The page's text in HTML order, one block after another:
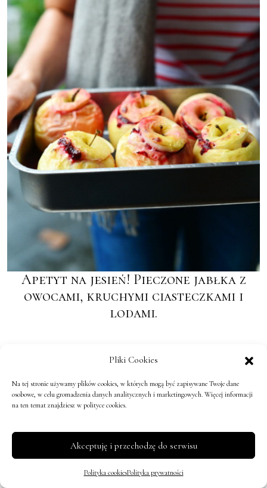
Pliki Cookies
Na tej stronie używamy plików cookies, w których mogą być zapisywane Twoje dane
osobowe, w celu gromadzenia danych analitycznych i marketingowych. Więcej informacji
na ten temat znajdziesz w polityce cookies.
Akceptuję i przechodzę do serwisu
Polityka cookiesPolityka prywatności
Apetyt na jesień! Pieczone jabłka z
owocami, kruchymi ciasteczkami i
lodami.
← Co podać na obiad w pierwszy Dzień Świąt?
Pieczony indyk z jabłkami, pomarańczami i świeżą
żurawiną
udekorować